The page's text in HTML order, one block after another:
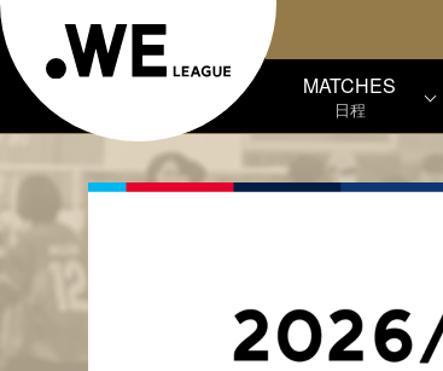
MATCHES
日程